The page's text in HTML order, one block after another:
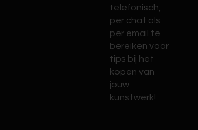
telefonisch,
per chat als
per email te
bereiken voor
tips bij het
kopen van
jouw
kunstwerk!